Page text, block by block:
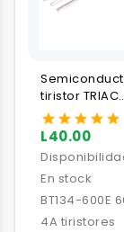
tiristor TRIAC
BT134-600E
4A
L40.00
En stock
BT134-600E
4A tiristores